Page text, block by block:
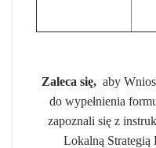
Zaleca się, aby
do wypełnienia
zapoznali się z
Lokalną